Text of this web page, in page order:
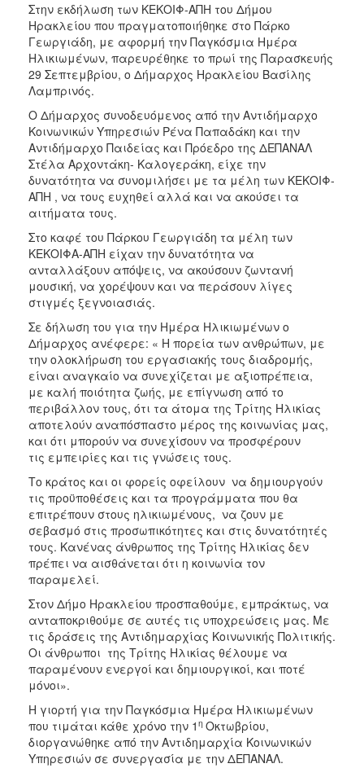
ΗΡΑΚΛΕΙΟ
Στην εκδήλωση των ΚΕΚΟΙΦ-ΑΠΗ του Δήμου
Ηρακλείου που πραγματοποιήθηκε στο Πάρκο
Γεωργιάδη, με αφορμή την Παγκόσμια Ημέρα
Ηλικιωμένων, παρευρέθηκε το πρωί της Παρασκευής
29 Σεπτεμβρίου, ο Δήμαρχος Ηρακλείου Βασίλης
Λαμπρινός.
Ο Δήμαρχος συνοδευόμενος από την Αντιδήμαρχο
Κοινωνικών Υπηρεσιών Ρένα Παπαδάκη και την
Αντιδήμαρχο Παιδείας και Πρόεδρο της ΔΕΠΑΝΑΛ
Στέλα Αρχοντάκη- Καλογεράκη, είχε την
δυνατότητα να συνομιλήσει με τα μέλη των ΚΕΚΟΙΦ-
ΑΠΗ , να τους ευχηθεί αλλά και να ακούσει τα
αιτήματα τους.
Στο καφέ του Πάρκου Γεωργιάδη τα μέλη των
ΚΕΚΟΙΦΑ-ΑΠΗ είχαν την δυνατότητα να
ανταλλάξουν απόψεις, να ακούσουν ζωντανή
μουσική, να χορέψουν και να περάσουν λίγες
στιγμές ξεγνοιασιάς.
Σε δήλωση του για την Ημέρα Ηλικιωμένων ο
Δήμαρχος ανέφερε: « Η πορεία των ανθρώπων, με
την ολοκλήρωση του εργασιακής τους διαδρομής,
είναι αναγκαίο να συνεχίζεται με αξιοπρέπεια,
με καλή ποιότητα ζωής, με επίγνωση από το
περιβάλλον τους, ότι τα άτομα της Τρίτης Ηλικίας
αποτελούν αναπόσπαστο μέρος της κοινωνίας μας,
και ότι μπορούν να συνεχίσουν να προσφέρουν
τις εμπειρίες και τις γνώσεις τους.
Το κράτος και οι φορείς οφείλουν να δημιουργούν
τις προϋποθέσεις και τα προγράμματα που θα
επιτρέπουν στους ηλικιωμένους, να ζουν με
σεβασμό στις προσωπικότητες και στις δυνατότητές
τους. Κανένας άνθρωπος της Τρίτης Ηλικίας δεν
πρέπει να αισθάνεται ότι η κοινωνία τον
παραμελεί.
Στον Δήμο Ηρακλείου προσπαθούμε, εμπράκτως, να
ανταποκριθούμε σε αυτές τις υποχρεώσεις μας. Με
τις δράσεις της Αντιδημαρχίας Κοινωνικής Πολιτικής.
Οι άνθρωποι της Τρίτης Ηλικίας θέλουμε να
παραμένουν ενεργοί και δημιουργικοί, και ποτέ
μόνοι».
Η γιορτή για την Παγκόσμια Ημέρα Ηλικιωμένων
που τιμάται κάθε χρόνο την 1 η Οκτωβρίου,
διοργανώθηκε από την Αντιδημαρχία Κοινωνικών
Υπηρεσιών σε συνεργασία με την ΔΕΠΑΝΑΛ.